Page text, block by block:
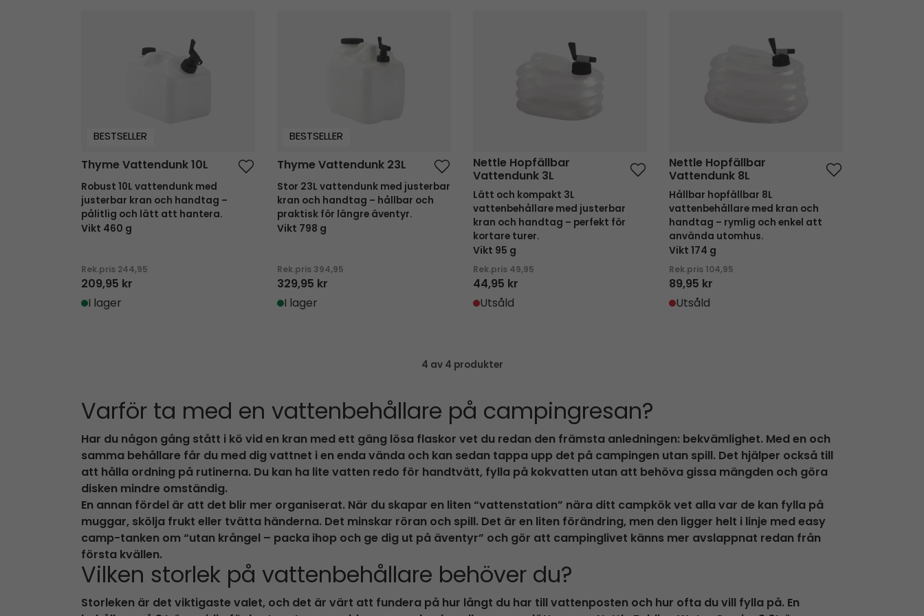
BESTSELLER
Thyme Vattendunk 10L
Robust 10L vattendunk med
justerbar kran och handtag –
pålitlig och lätt att hantera.
Vikt 460 g
Rek.pris 244,95
209,95 kr
I lager
BESTSELLER
Thyme Vattendunk 23L
Stor 23L vattendunk med justerbar
kran och handtag – hållbar och
praktisk för längre äventyr.
Vikt 798 g
Rek.pris 394,95
329,95 kr
I lager
Nettle Hopfällbar
Vattendunk 3L
Lätt och kompakt 3L
vattenbehållare med justerbar
kran och handtag – perfekt för
kortare turer.
Vikt 95 g
Rek.pris 49,95
44,95 kr
Utsåld
Nettle Hopfällbar
Vattendunk 8L
Hållbar hopfällbar 8L
vattenbehållare med kran och
handtag – rymlig och enkel att
använda utomhus.
Vikt 174 g
Rek.pris 104,95
89,95 kr
Utsåld
4 av 4 produkter
Varför ta med en vattenbehållare på campingresan?
Har du någon gång stått i kö vid en kran med ett gäng lösa flaskor vet du redan den främsta anledningen: bekvämlighet. Med en och
samma behållare får du med dig vattnet i en enda vända och kan sedan tappa upp det på campingen utan spill. Det hjälper också till
att hålla ordning på rutinerna. Du kan ha lite vatten redo för handtvätt, fylla på kokvatten utan att behöva gissa mängden och göra
disken mindre omständig.
En annan fördel är att det blir mer organiserat. När du skapar en liten “vattenstation” nära ditt campkök vet alla var de kan fylla på
muggar, skölja frukt eller tvätta händerna. Det minskar röran och spill. Det är en liten förändring, men den ligger helt i linje med easy
camp-tanken om “utan krångel – packa ihop och ge dig ut på äventyr” och gör att campinglivet känns mer avslappnat redan från
första kvällen.
Vilken storlek på vattenbehållare behöver du?
Storleken är det viktigaste valet, och det är värt att fundera på hur långt du har till vattenposten och hur ofta du vill fylla på. En